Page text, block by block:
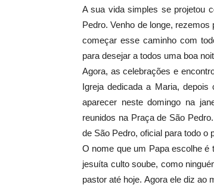
A sua vida simples se projetou
Pedro. Venho de longe,
começar esse caminho com
para desejar a todos uma boa
Agora, as celebrações e
Igreja dedicada a Maria,
aparecer neste domingo na
reunidos na Praça de São
de São Pedro, oficial para todo
O nome que um Papa escolhe é
jesuíta culto soube, como
pastor até hoje. Agora ele diz ao